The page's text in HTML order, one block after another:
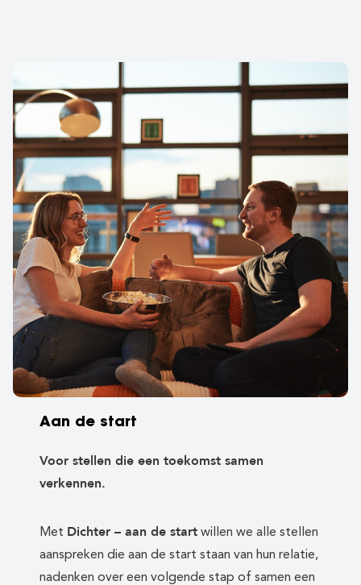
Aan de start
Voor stellen die een toekomst samen
verkennen.
Met Dichter – aan de start willen we alle stellen
aanspreken die aan de start staan van hun relatie,
nadenken over een volgende stap of samen een